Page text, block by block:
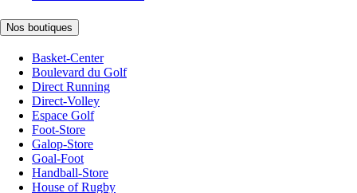
Nos boutiques
Basket-Center
Boulevard du Golf
Direct Running
Direct-Volley
Espace Golf
Foot-Store
Galop-Store
Goal-Foot
Handball-Store
House of Rugby